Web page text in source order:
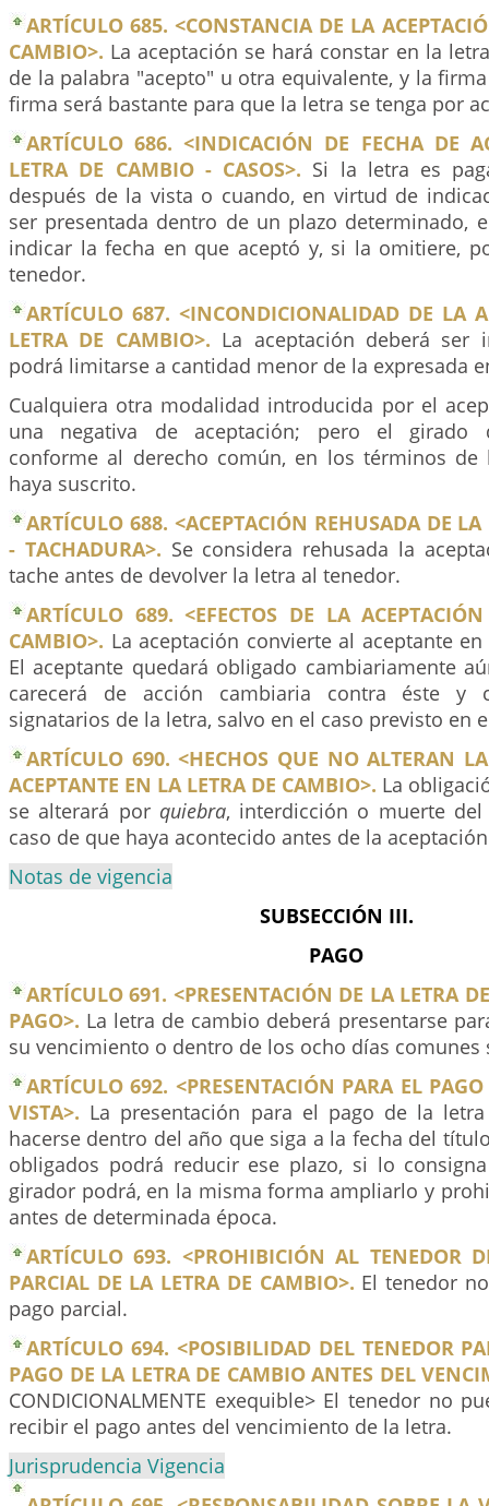
ARTÍCULO 685. <CONSTANCIA DE LA
CAMBIO>. La aceptación se hará constar en la
de la palabra "acepto" u otra equivalente, y la
firma será bastante para que la letra se tenga por
ARTÍCULO 686. <INDICACIÓN DE FECHA DE
LETRA DE CAMBIO - CASOS>. Si la letra es
después de la vista o cuando, en virtud de
ser presentada dentro de un plazo determinado,
indicar la fecha en que aceptó y, si la omitiere,
tenedor.
ARTÍCULO 687. <INCONDICIONALIDAD DE LA
LETRA DE CAMBIO>. La aceptación deberá ser
podrá limitarse a cantidad menor de la expresada
Cualquiera otra modalidad introducida por el
una negativa de aceptación; pero el girado
conforme al derecho común, en los términos de
haya suscrito.
ARTÍCULO 688. <ACEPTACIÓN REHUSADA DE
- TACHADURA>. Se considera rehusada la
tache antes de devolver la letra al tenedor.
ARTÍCULO 689. <EFECTOS DE LA
CAMBIO>. La aceptación convierte al aceptante
El aceptante quedará obligado cambiariamente
carecerá de acción cambiaria contra éste y
signatarios de la letra, salvo en el caso previsto en
ARTÍCULO 690. <HECHOS QUE NO ALTERAN
ACEPTANTE EN LA LETRA DE CAMBIO>. La
se alterará por quiebra, interdicción o muerte
caso de que haya acontecido antes de la
Notas de vigencia
SUBSECCIÓN III.
PAGO
ARTÍCULO 691. <PRESENTACIÓN DE LA LETRA
PAGO>. La letra de cambio deberá presentarse
su vencimiento o dentro de los ocho días comunes
ARTÍCULO 692. <PRESENTACIÓN PARA EL
VISTA>. La presentación para el pago de la
hacerse dentro del año que siga a la fecha del
obligados podrá reducir ese plazo, si lo
girador podrá, en la misma forma ampliarlo y
antes de determinada época.
ARTÍCULO 693. <PROHIBICIÓN AL TENEDOR
PARCIAL DE LA LETRA DE CAMBIO>. El tenedor
pago parcial.
ARTÍCULO 694. <POSIBILIDAD DEL TENEDOR
PAGO DE LA LETRA DE CAMBIO ANTES DEL
CONDICIONALMENTE exequible> El tenedor no
recibir el pago antes del vencimiento de la letra.
Jurisprudencia Vigencia